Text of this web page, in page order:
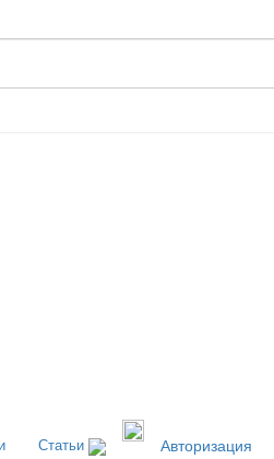
Статьи Авторизация